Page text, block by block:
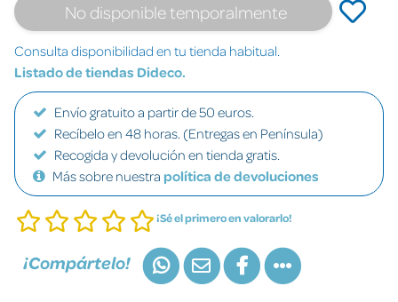
No disponible temporalmente
Consulta disponibilidad en tu tienda habitual.
Listado de tiendas Dideco.
Envío gratuito a partir de 50 euros.
Recíbelo en 48 horas. (Entregas en Península)
Recogida y devolución en tienda gratis.
Más sobre nuestra política de devoluciones
¡Sé el primero en valorarlo!
¡Compártelo!